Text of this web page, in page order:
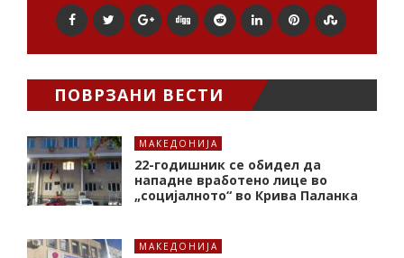
ПОВРЗАНИ ВЕСТИ
МАКЕДОНИЈА
22-годишник се обидел да
нападне вработено лице во
„социјалното“ во Крива Паланка
МАКЕДОНИЈА